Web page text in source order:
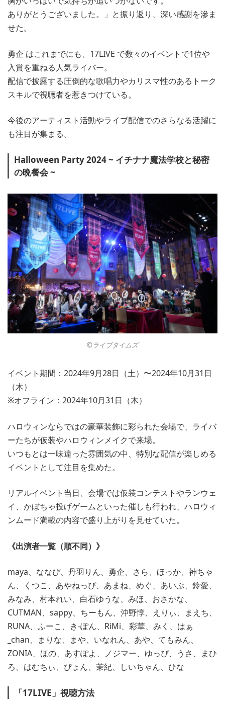
ありがとうございました。」と振り返り、深い感謝を滲ま
せた。
勇企 はこれまでにも、17LIVE で数々のイベントで1位や
入賞を重ねる人気ライバー。
配信で披露する圧倒的な歌唱力やカリスマ性のあるトーク
スキルで視聴者を惹きつけている。
今後のアーティスト活動やライブ配信でのさらなる活躍に
も注目が集まる。
Halloween Party 2024 ~ イチナナ魔法学校と秘密
の晩餐会 ~
©︎ライブタイムズ
イベント期間：2024年9月28日（土）〜2024年10月31日
（木）
※オフライン：2024年10月31日（木）
ハロウィンならではの豪華装飾に彩られた会場で、ライバ
ーたちが仮装やハロウィンメイクで来場。
いつもとは一味違った雰囲気の中、特別な配信が楽しめる
イベントとして注目を集めた。
リアルイベント当日、会場では仮装コンテストやランウェ
イ、かぼちゃ投げゲームといった催しも行われ、ハロウィ
ンムード満載の内容で盛り上がりを見せていた。
《出演者一覧（順不同）》
maya、ななぴ、丹羽りん、勇企、さら、ほっか、神ちゃ
ん、くつこ、あやねっぴ、あまね、めぐ、あいぷ、鈴愛、
みなみ、村本れい、白石ゆうな、みほ、おさかな、
CUTMAN、sappy、ちーもん、沖野惇、えりぃ、まえち、
RUNA、ふーこ、き-ぽん、RiMi、彩華、みく、はぁ
_chan、まりな、まや、いなれん、あや、てもみん、
ZONIA、ほの、あすぽよ、ノジマー、ゆっぴ、うさ、まひ
ろ、はむちぃ、ぴょん、茉紀、しいちゃん、ひな
「17LIVE」視聴方法